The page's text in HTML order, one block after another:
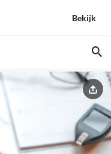
Bekijk